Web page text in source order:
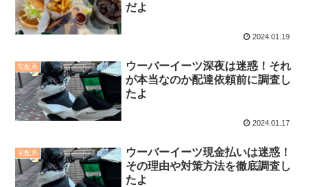
だよ
2024.01.19
宅配系
ウーバーイーツ深夜は迷惑！それ
が本当なのか配達依頼前に調査し
たよ
2024.01.17
宅配系
ウーバーイーツ現金払いは迷惑！
その理由や対策方法を徹底調査し
たよ